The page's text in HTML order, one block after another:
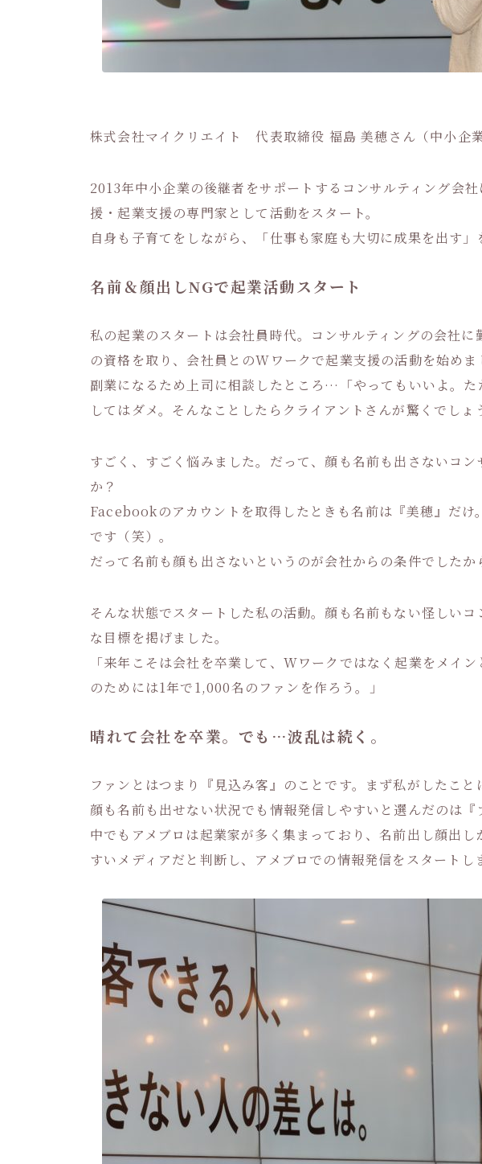
株式会社マイクリエイト 代表取締役 福島 美穂さん（中小企業
2013年中小企業の後継者をサポートするコンサルティング会
援・起業支援の専門家として活動をスタート。
自身も子育てをしながら、「仕事も家庭も大切に成果を出す」
名前＆顔出しNGで起業活動スタート
私の起業のスタートは会社員時代。コンサルティングの会社に
の資格を取り、会社員とのWワークで起業支援の活動を始めま
副業になるため上司に相談したところ…「やってもいいよ。
してはダメ。そんなことしたらクライアントさんが驚くでしょ
すごく、すごく悩みました。だって、顔も名前も出さないコン
か？
Facebookのアカウントを取得したときも名前は『美穂』だけ
です（笑）。
だって名前も顔も出さないというのが会社からの条件でしたか
そんな状態でスタートした私の活動。顔も名前もない怪しい
な目標を掲げました。
「来年こそは会社を卒業して、Wワークではなく起業をメイ
のためには1年で1,000名のファンを作ろう。」
晴れて会社を卒業。でも…波乱は続く。
ファンとはつまり『見込み客』のことです。まず私がしたこと
顔も名前も出せない状況でも情報発信しやすいと選んだのは『
中でもアメブロは起業家が多く集まっており、名前出し顔出
すいメディアだと判断し、アメブロでの情報発信をスタートし